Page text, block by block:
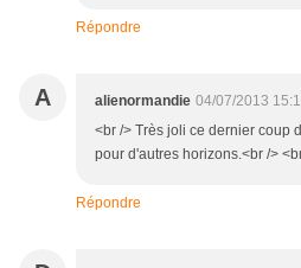
Répondre
A alienormandie 04/07/2013
<br /> Très joli ce dernier coup
pour d'autres horizons.<br />
Répondre